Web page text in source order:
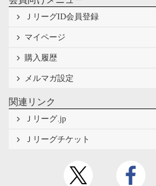
ＪリーグID会員登録
マイページ
購入履歴
メルマガ設定
関連リンク
Ｊリーグ.jp
Ｊリーグチケット